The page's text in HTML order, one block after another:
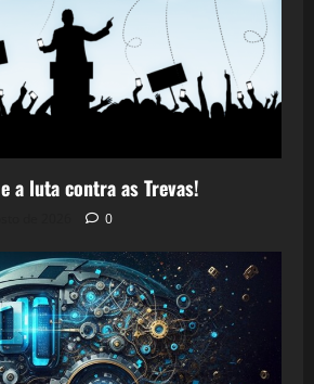
a luta contra as Trevas!
0